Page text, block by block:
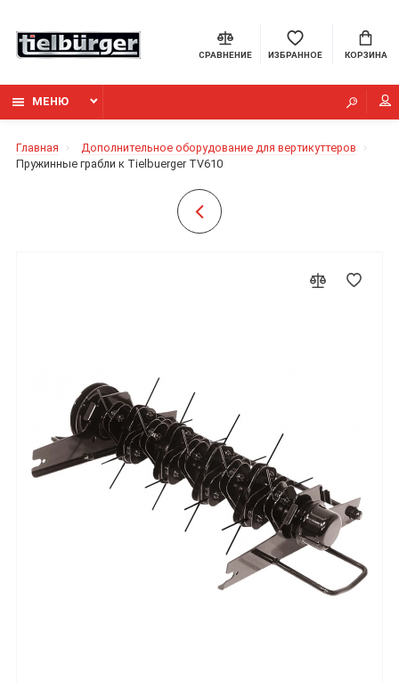
СРАВНЕНИЕ ИЗБРАННОЕ КОРЗИНА
МЕНЮ
Главная
Дополнительное оборудование для вертикуттеров
Пружинные грабли к Tielbuerger TV610